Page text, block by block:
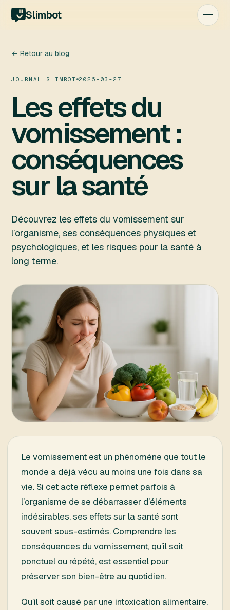
Slimbot
← Retour au blog
JOURNAL SLIMBOT 2026-03-27
Les effets du
vomissement :
conséquences
sur la santé
Découvrez les effets du vomissement sur
l’organisme, ses conséquences physiques et
psychologiques, et les risques pour la santé à
long terme.
Le vomissement est un phénomène que tout le
monde a déjà vécu au moins une fois dans sa
vie. Si cet acte réflexe permet parfois à
l’organisme de se débarrasser d’éléments
indésirables, ses effets sur la santé sont
souvent sous-estimés. Comprendre les
conséquences du vomissement, qu’il soit
ponctuel ou répété, est essentiel pour
préserver son bien-être au quotidien.
Qu’il soit causé par une intoxication alimentaire,